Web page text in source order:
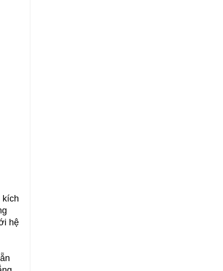
kích
hệ